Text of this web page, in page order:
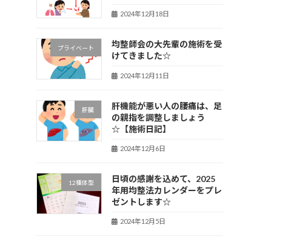
2024年12月18日
プライベート
均整師会の大先輩の施術を受
けてきました☆
2024年12月11日
肝臓
肝機能が悪い人の腰痛は、足
の親指を調整しましょう
☆【施術日記】
2024年12月6日
12種体型
日頃の感謝を込めて、2025
年用均整法カレンダーをプレ
ゼントします☆
2024年12月5日